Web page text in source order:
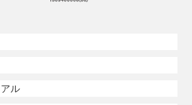
ル